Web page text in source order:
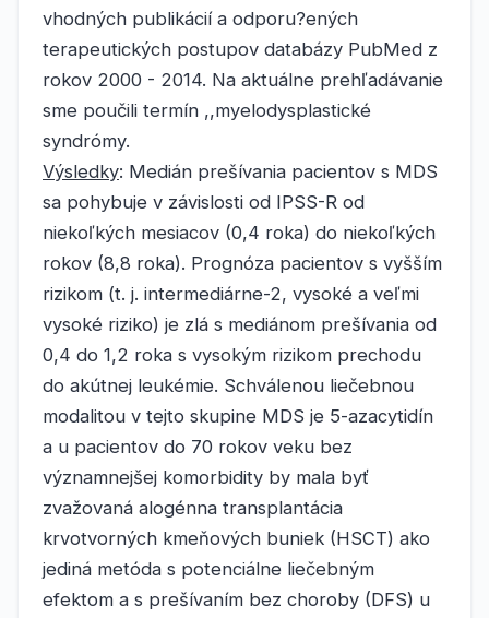
vhodných publikácií a odporu?ených
terapeutických postupov databázy PubMed z
rokov 2000 - 2014. Na aktuálne prehľadávanie
sme poučili termín ,,myelodysplastické
syndrómy.
Výsledky: Medián prešívania pacientov s MDS
sa pohybuje v závislosti od IPSS-R od
niekoľkých mesiacov (0,4 roka) do niekoľkých
rokov (8,8 roka). Prognóza pacientov s vyšším
rizikom (t. j. intermediárne-2, vysoké a veľmi
vysoké riziko) je zlá s mediánom prešívania od
0,4 do 1,2 roka s vysokým rizikom prechodu
do akútnej leukémie. Schválenou liečebnou
modalitou v tejto skupine MDS je 5-azacytidín
a u pacientov do 70 rokov veku bez
významnejšej komorbidity by mala byť
zvažovaná alogénna transplantácia
krvotvorných kmeňových buniek (HSCT) ako
jediná metóda s potenciálne liečebným
efektom a s prešívaním bez choroby (DFS) u